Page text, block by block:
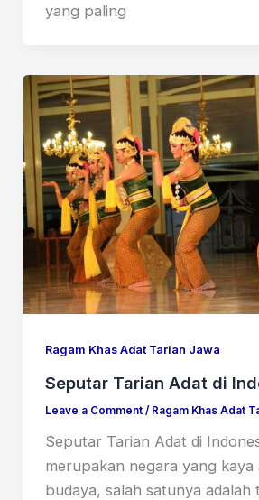
yang paling
Ragam Khas Adat Tarian Jawa
Seputar Tarian Adat di
Leave a Comment / Ragam Khas Adat
Seputar Tarian Adat di
merupakan negara yang kaya
budaya, salah satunya adalah